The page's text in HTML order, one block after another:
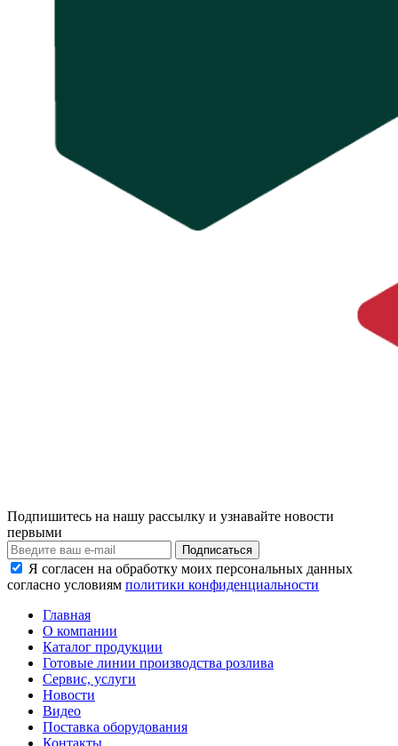
Подпишитесь на нашу рассылку и узнавайте новости
первыми
Я согласен на обработку моих персональных данных
согласно условиям политики конфиденциальности
Главная
О компании
Каталог продукции
Готовые линии производства розлива
Сервис, услуги
Новости
Видео
Поставка оборудования